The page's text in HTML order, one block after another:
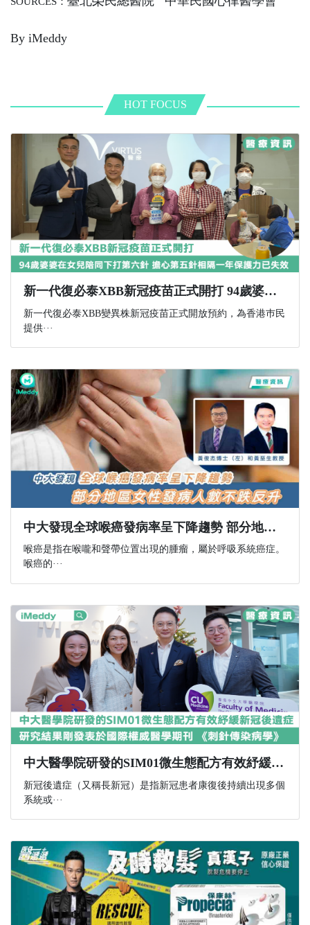
By iMeddy
HOT FOCUS
新一代復必泰XBB新冠疫苗正式開打 94歲婆婆在女兒陪同下打第六針 擔心第五針相隔一年保護力已失效
新一代復必泰XBB變異株新冠疫苗正式開放預約，為香港巿民
提供···
中大發現全球喉癌發病率呈下降趨勢 部分地區女性發病人數不跌反升
喉癌是指在喉嚨和聲帶位置出現的腫瘤，屬於呼吸系統癌症。
喉癌的···
中大醫學院研發的SIM01微生態配方有效紓緩新冠後遺症 研究結果剛發表於國際權威醫學期刊 《刺針傳染病學》
新冠後遺症（又稱長新冠）是指新冠患者康復後持續出現多個
系統或···